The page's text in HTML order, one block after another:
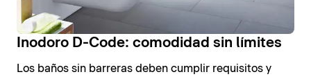
Inodoro D-Code: comodidad sin límites
Los baños sin barreras deben cumplir requisitos y